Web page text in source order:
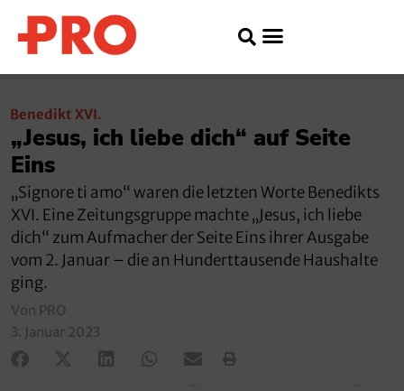
Benedikt XVI.
„Jesus, ich liebe dich“ auf Seite
Eins
„Signore ti amo“ waren die letzten Worte Benedikts
XVI. Eine Zeitungsgruppe machte „Jesus, ich liebe
dich“ zum Aufmacher der Seite Eins ihrer Ausgabe
vom 2. Januar – die an Hunderttausende Haushalte
ging.
Von PRO
3. Januar 2023